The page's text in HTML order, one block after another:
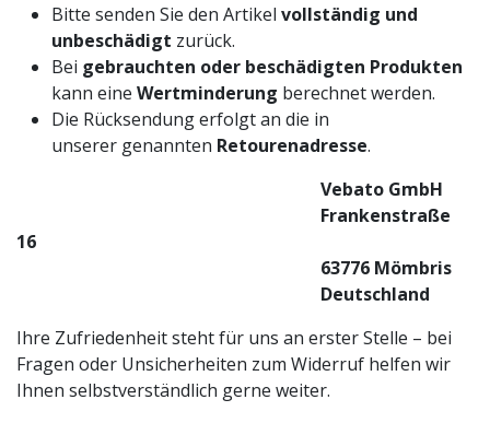
Bitte senden Sie den Artikel vollständig und
unbeschädigt zurück.
Bei gebrauchten oder beschädigten Produkten
kann eine Wertminderung berechnet werden.
Die Rücksendung erfolgt an die in
unserer genannten Retourenadresse.
Vebato GmbH
​​Frankenstraße
16
​​63776 Mömbris
​​Deutschland
Ihre Zufriedenheit steht für uns an erster Stelle – bei
Fragen oder Unsicherheiten zum Widerruf helfen wir
Ihnen selbstverständlich gerne weiter.